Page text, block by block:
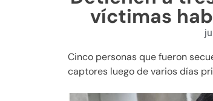
víctimas
Cinco personas que fueron
captores luego de varios días